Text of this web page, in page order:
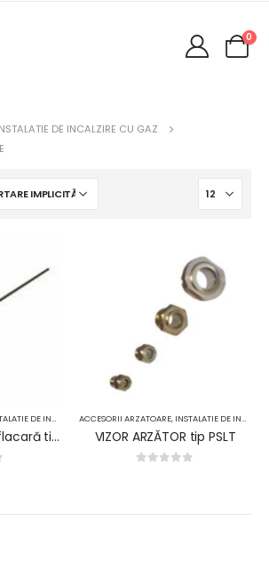
0
DE INCALZIRE CU GAZ
DE INCALZIRE CU GAZ
Electrod detecție flacară tip EN
ACCESORII ARZATOARE, INSTALATIE DE INCALZIRE CU GAZ
VIZOR ARZĂTOR tip PSLT